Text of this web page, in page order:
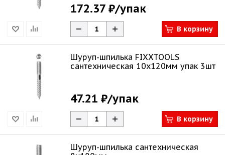
172.37 ₽/упак
В корзину
Шуруп-шпилька FIXXTOOLS
сантехническая 10х120мм упак 3шт
47.21 ₽/упак
В корзину
Шуруп-шпилька сантехническая